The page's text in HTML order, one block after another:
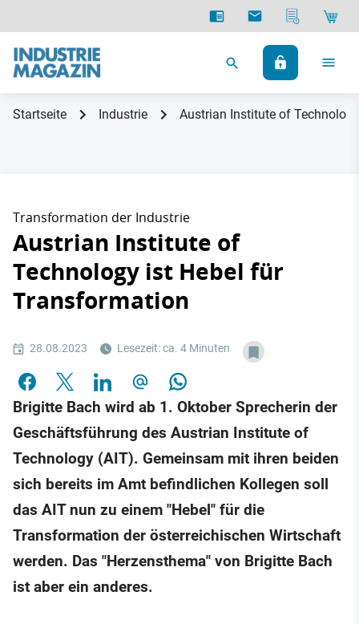
Startseite Industrie Austrian Institute of
Transformation der Industrie
Austrian Institute of
Technology ist Hebel für
Transformation
28.08.2023 Lesezeit: ca. 4 Minuten
Brigitte Bach wird ab 1. Oktober Sprecherin der
Geschäftsführung des Austrian Institute of
Technology (AIT). Gemeinsam mit ihren beiden
sich bereits im Amt befindlichen Kollegen soll
das AIT nun zu einem "Hebel" für die
Transformation der österreichischen Wirtschaft
werden. Das "Herzensthema" von Brigitte Bach
ist aber ein anderes.